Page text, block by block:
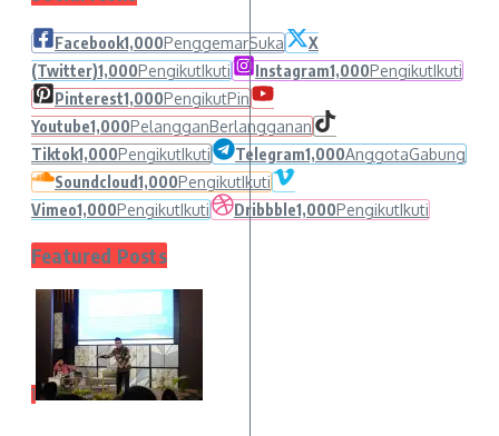
Facebook1,000PenggemarSuka
X
(Twitter)1,000PengikutIkuti Instagram1,000PengikutIkuti
Pinterest1,000PengikutPin
Youtube1,000PelangganBerlangganan
Tiktok1,000PengikutIkuti Telegram1,000AnggotaGabung
Soundcloud1,000PengikutIkuti
Vimeo1,000PengikutIkuti Dribbble1,000PengikutIkuti
Featured Posts
1